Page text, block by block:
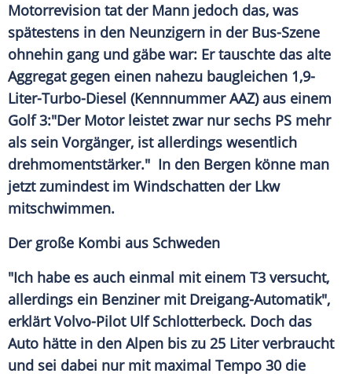
Motorrevision tat der Mann jedoch das, was
spätestens in den Neunzigern in der Bus-Szene
ohnehin gang und gäbe war: Er tauschte das alte
Aggregat gegen einen nahezu baugleichen 1,9-
Liter-Turbo-Diesel (Kennnummer AAZ) aus einem
Golf 3:"Der Motor leistet zwar nur sechs PS mehr
als sein Vorgänger, ist allerdings wesentlich
drehmomentstärker." In den Bergen könne man
jetzt zumindest im Windschatten der Lkw
mitschwimmen.
Der große Kombi aus Schweden
"Ich habe es auch einmal mit einem T3 versucht,
allerdings ein Benziner mit Dreigang-Automatik",
erklärt Volvo-Pilot Ulf Schlotterbeck. Doch das
Auto hätte in den Alpen bis zu 25 Liter verbraucht
und sei dabei nur mit maximal Tempo 30 die